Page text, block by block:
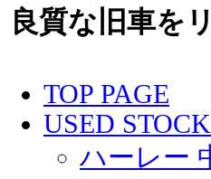
良質な旧車を
TOP PAGE
USED STOCK
ハーレー